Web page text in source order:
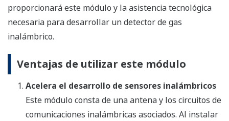
proporcionará este módulo y la asistencia tecnológica
necesaria para desarrollar un detector de gas
inalámbrico.
Ventajas de utilizar este módulo
Acelera el desarrollo de sensores inalámbricos
Este módulo consta de una antena y los circuitos de
comunicaciones inalámbricas asociados. Al instalar